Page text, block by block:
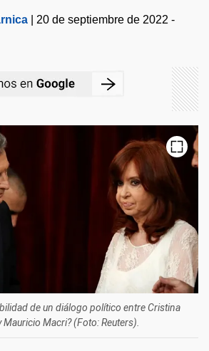
20 de septiembre de 2022 -
de un diálogo político entre Cristina
Mauricio Macri? (Foto: Reuters).